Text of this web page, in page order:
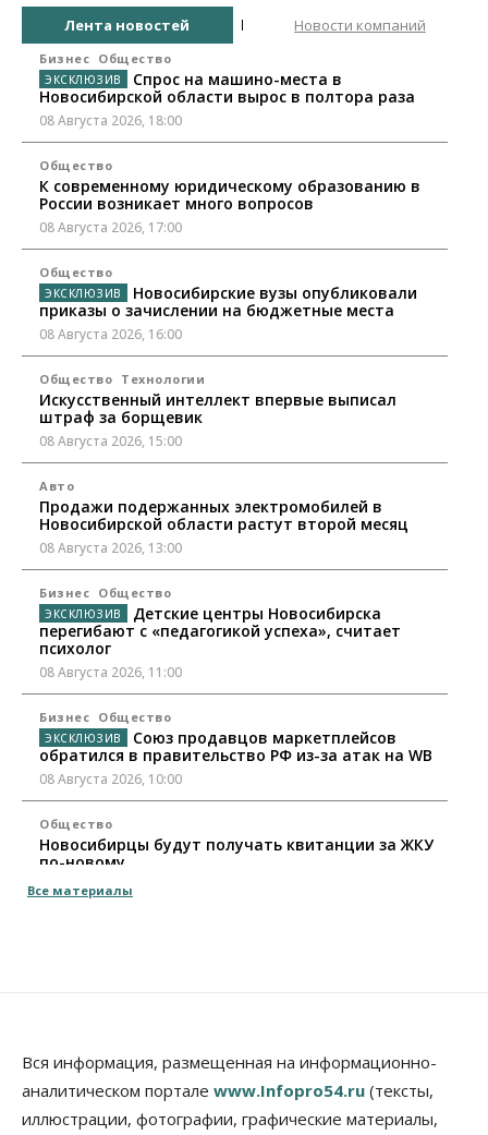
Лента новостей Новости компаний
Бизнес Общество
Спрос на машино-места в
Новосибирской области вырос в полтора раза
08 Августа 2026, 18:00
Общество
К современному юридическому образованию в
России возникает много вопросов
08 Августа 2026, 17:00
Общество
Новосибирские вузы опубликовали
приказы о зачислении на бюджетные места
08 Августа 2026, 16:00
Общество Технологии
Искусственный интеллект впервые выписал
штраф за борщевик
08 Августа 2026, 15:00
Авто
Продажи подержанных электромобилей в
Новосибирской области растут второй месяц
08 Августа 2026, 13:00
Бизнес Общество
Детские центры Новосибирска
перегибают с «педагогикой успеха», считает
психолог
08 Августа 2026, 11:00
Бизнес Общество
Союз продавцов маркетплейсов
обратился в правительство РФ из-за атак на WB
08 Августа 2026, 10:00
Общество
Новосибирцы будут получать квитанции за ЖКУ
по-новому
08 Августа 2026, 09:00
В Новосибирске прошёл митинг
против нового закона о памятниках
07 Августа 2026, 18:00
Все материалы
Вся информация, размещенная на информационно-
аналитическом портале www.Infopro54.ru (тексты,
иллюстрации, фотографии, графические материалы,